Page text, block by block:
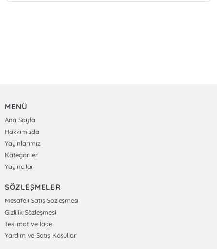
MENÜ
Ana Sayfa
Hakkımızda
Yayınlarımız
Kategoriler
Yayıncılar
SÖZLEŞMELER
Mesafeli Satış Sözleşmesi
Gizlilik Sözleşmesi
Teslimat ve İade
Yardım ve Satış Koşulları